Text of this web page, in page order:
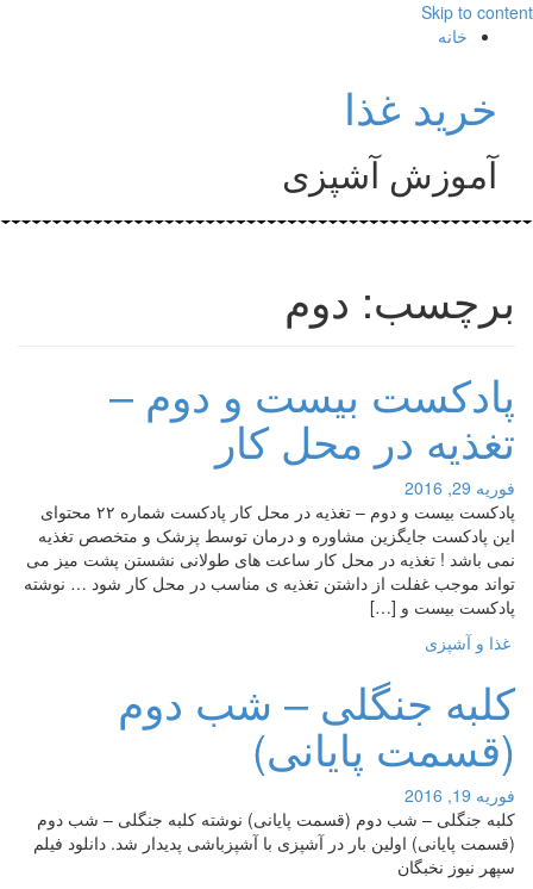
Skip to content
خانه
خرید غذا
آموزش آشپزی
برچسب: دوم
پادکست بیست و دوم –
تغذیه در محل کار
فوریه 29, 2016
پادکست بیست و دوم – تغذیه در محل کار پادکست شماره ۲۲ محتوای
این پادکست جایگزین مشاوره و درمان توسط پزشک و متخصص تغذیه
نمی باشد ! تغذیه در محل کار ساعت های طولانی نشستن پشت میز می
تواند موجب غفلت از داشتن تغذیه ی مناسب در محل کار شود … نوشته
پادکست بیست و […]
غذا و آشپزی
کلبه جنگلی – شب دوم
(قسمت پایانی)
فوریه 19, 2016
کلبه جنگلی – شب دوم (قسمت پایانی) نوشته کلبه جنگلی – شب دوم
(قسمت پایانی) اولین بار در آشپزی با آشپزباشی پدیدار شد. دانلود فیلم
سپهر نیوز نخبگان